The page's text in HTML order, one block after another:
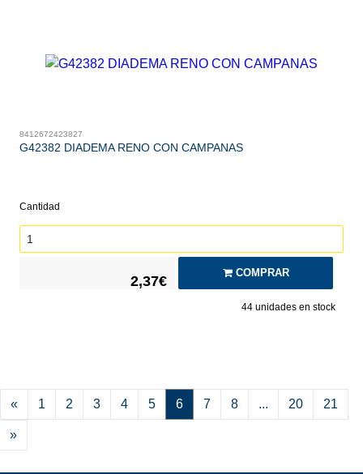
8412672423827
G42382 DIADEMA RENO CON CAMPANAS
Cantidad
2,37€
COMPRAR
44unidades en stock
« 1 2 3 4 5 6 7 8 ... 20 21
»